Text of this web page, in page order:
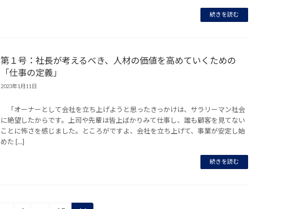
続きを読む
第１号：社長が考えるべき、人材の価値を高めていくための
「仕事の定義」
2023年1月11日
「オーナーとして会社を立ち上げようと思ったきっかけは、サラリーマン社会
に絶望したからです。上司や先輩は皆上ばかりみて仕事し、誰も顧客を見てない
ことに怖さを感じました。ところがですよ、会社を立ち上げて、事業が安定し始
めた […]
続きを読む